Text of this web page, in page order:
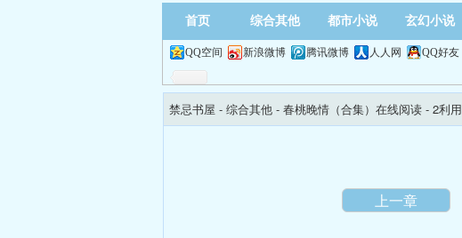
首页 综合其他 都市小说 玄幻小说
QQ空间 新浪微博 腾讯微博 人人网 QQ好友
禁忌书屋 - 综合其他 - 春桃晚情（合集）在线阅读 - 2利用
上一章